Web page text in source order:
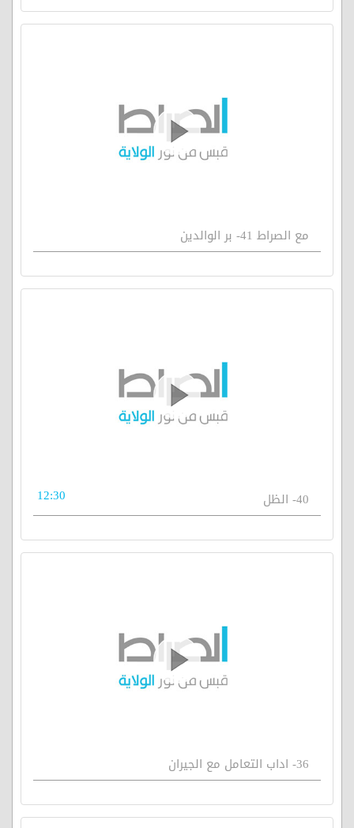
مع الصراط 41- بر الوالدين
40- الظل 12:30
36- اداب التعامل مع الجيران